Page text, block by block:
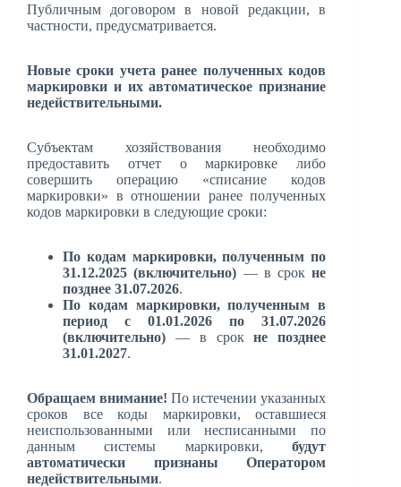
Публичным договором в новой редакции, в
частности, предусматривается.
Новые сроки учета ранее полученных кодов
маркировки и их автоматическое признание
недействительными.
Субъектам хозяйствования необходимо
предоставить отчет о маркировке либо
совершить операцию «списание кодов
маркировки» в отношении ранее полученных
кодов маркировки в следующие сроки:
По кодам маркировки, полученным по
31.12.2025 (включительно) — в срокне
позднее 31.07.2026.
По кодам маркировки, полученным в
период с 01.01.2026 по 31.07.2026
(включительно) — в срокне позднее
31.01.2027.
Обращаем внимание! По истечении указанных
сроков все коды маркировки, оставшиеся
неиспользованными или несписанными по
данным системы маркировки,будут
автоматически признаны Оператором
недействительными.